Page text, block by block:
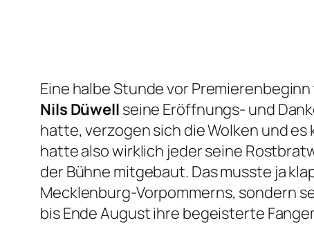
Eine halbe Stunde vor
Nils Düwell seine Eröffnungs- und
hatte, verzogen sich die Wolken und
hatte also wirklich jeder seine
der Bühne mitgebaut. Das musste ja
Mecklenburg-Vorpommerns, sondern
bis Ende August ihre begeisterte